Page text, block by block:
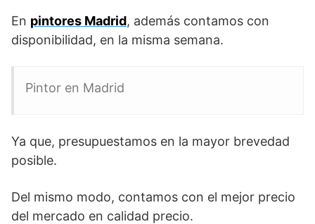
En pintores Madrid, además contamos con
disponibilidad, en la misma semana.
Pintor en Madrid
Ya que, presupuestamos en la mayor brevedad
posible.
Del mismo modo, contamos con el mejor precio
del mercado en calidad precio.